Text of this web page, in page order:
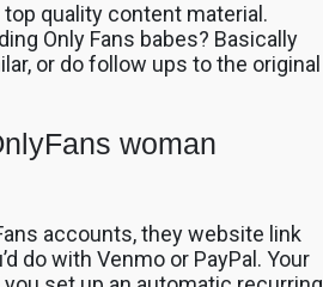
quality content material.
Only Fans babes? Basically
or do follow ups to the original
woman
accounts, they website link
do with Venmo or PayPal. Your